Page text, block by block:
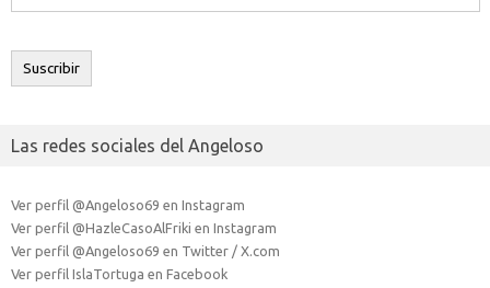
electrónico
Suscribir
Las redes sociales del Angeloso
Ver perfil @Angeloso69 en Instagram
Ver perfil @HazleCasoAlFriki en Instagram
Ver perfil @Angeloso69 en Twitter / X.com
Ver perfil IslaTortuga en Facebook